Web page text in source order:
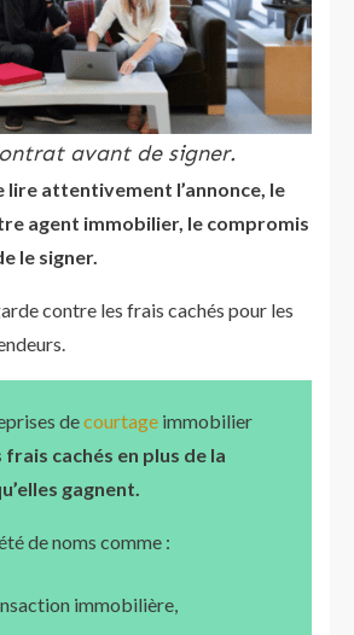
avant de signer.
lire attentivement l’annonce, le
agent immobilier, le compromis
le signer.
contre les frais cachés pour les
decourtage immobilier
cachés en plus de la
gagnent.
de noms comme :
immobilière,